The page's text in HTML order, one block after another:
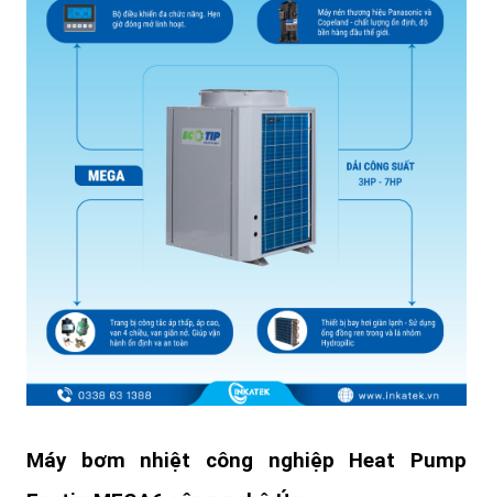
Máy bơm nhiệt công nghiệp Heat Pump